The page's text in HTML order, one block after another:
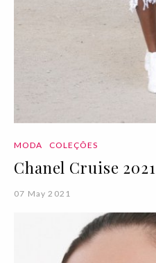
MODA COLEÇÕES
Chanel Cruise 2021
07 May 2021